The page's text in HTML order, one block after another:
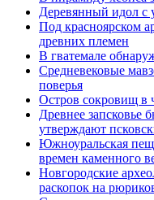
Деревянный идол с
Под красноярском
древних племен
В гватемале
Средневековые
поверья
Остров сокровищ в
Древнее запсковье
утверждают
Южноуральская
времен каменного
Новгородские
раскопок на